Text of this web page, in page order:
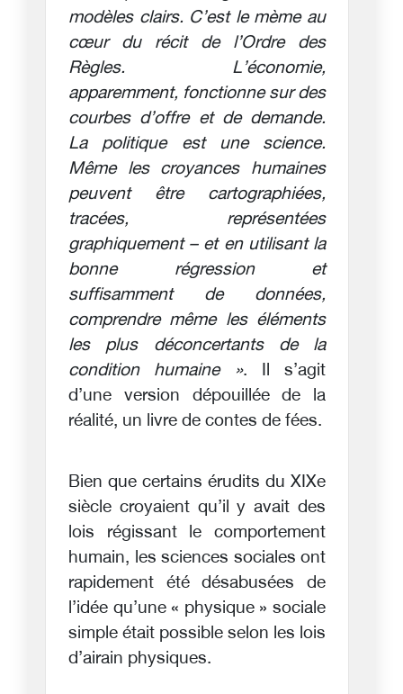
modèles clairs. C’est le mème au
cœur du récit de l’Ordre des
Règles. L’économie,
apparemment, fonctionne sur des
courbes d’offre et de demande.
La politique est une science.
Même les croyances humaines
peuvent être cartographiées,
tracées, représentées
graphiquement – et en utilisant la
bonne régression et
suffisamment de données,
comprendre même les éléments
les plus déconcertants de la
condition humaine ». Il s’agit
d’une version dépouillée de la
réalité, un livre de contes de fées.
Bien que certains érudits du XIXe
siècle croyaient qu’il y avait des
lois régissant le comportement
humain, les sciences sociales ont
rapidement été désabusées de
l’idée qu’une « physique » sociale
simple était possible selon les lois
d’airain physiques.